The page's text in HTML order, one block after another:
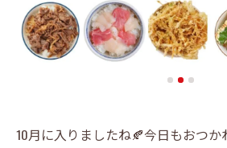
10月に入りましたね🍂今日もおつ